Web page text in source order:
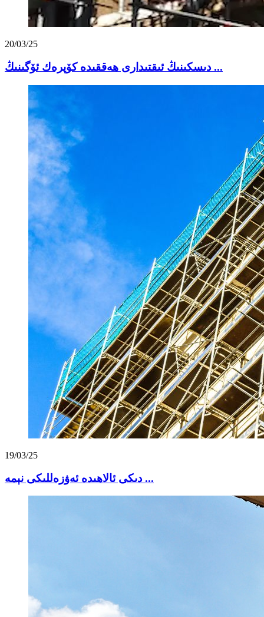
20/03/25
دىسكىنىڭ ئىقتىدارى ھەققىدە كۆپرەك ئۆگىنىڭ ...
19/03/25
دىكى ئالاھىدە ئەۋزەللىكى نېمە ...